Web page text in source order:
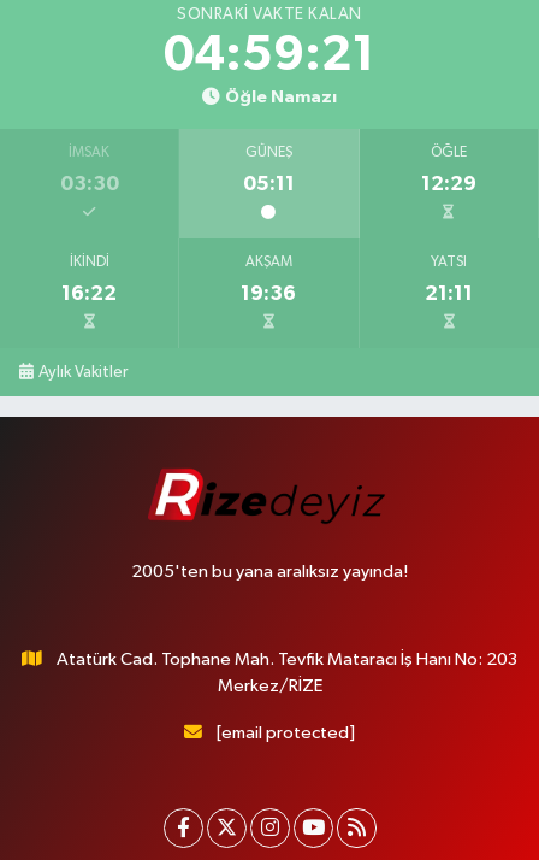
SONRAKI VAKTE KALAN
04:59:20
Öğle Namazı
İMSAK
03:30
GÜNEŞ
05:11
ÖĞLE
12:29
İKINDI
16:22
AKŞAM
19:36
YATSI
21:11
Aylık Vakitler
2005'ten bu yana aralıksız yayında!
Atatürk Cad. Tophane Mah. Tevfik Mataracı İş Hanı No: 203
Merkez/RİZE
[email protected]